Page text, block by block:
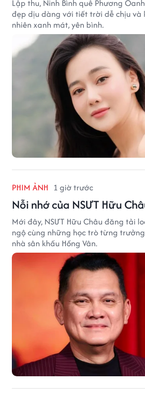
Lập thu, Ninh Bình quê Phương
đẹp dịu dàng với tiết trời dễ chịu và
nhiên xanh mát, yên bình.
PHIM ẢNH 1 giờ trước
Nỗi nhớ của NSƯT Hữu
Mới đây, NSƯT Hữu Châu đăng tải
ngộ cùng những học trò từng
nhà sân khấu Hồng Vân.